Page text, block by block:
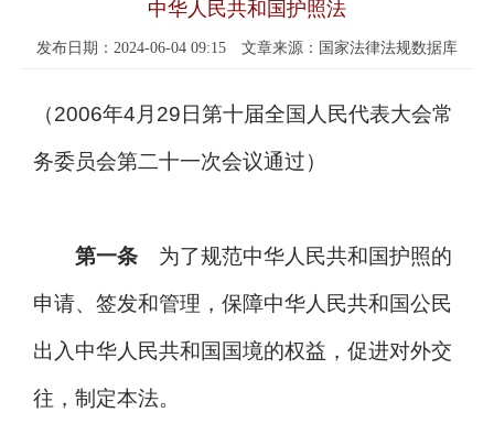
中华人民共和国护照法
发布日期：2024-06-04 09:15 文章来源：国家法律法规数据库
（2006年4 月 29日第十届全国人民代表大会常
务委员会第二十一次会议通过）
第一条 为了规范中华人民共和国护照的
申请、签发和管理，保障中华人民共和国公民
出入中华人民共和国国境的权益，促进对外交
往，制定本法。